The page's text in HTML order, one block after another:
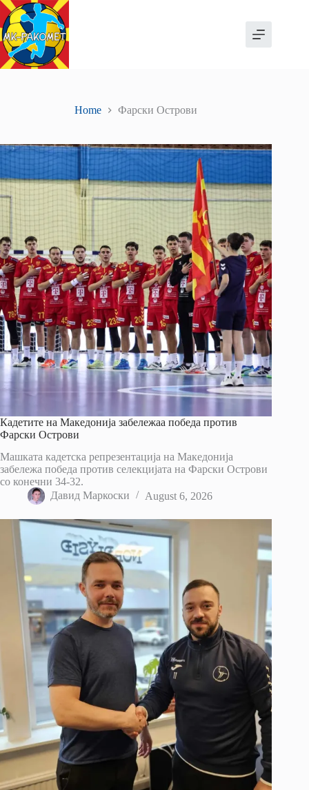
Skip
to
content
Home Фарски Острови
Кадетите на Македонија забележаа победа против
Фарски Острови
Машката кадетска репрезентација на Македонија
забележа победа против селекцијата на Фарски Острови
со конечни 34-32.
Давид Маркоски
August 6, 2026